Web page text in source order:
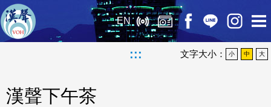
EN
::: 文字大小： 小 中 大
漢聲下午茶